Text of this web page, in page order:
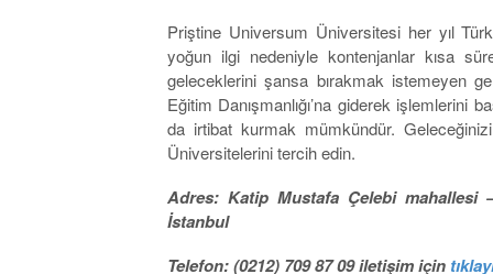
Priştine Universum Üniversitesi her yıl
yoğun ilgi nedeniyle kontenjanlar kısa
geleceklerini şansa bırakmak istemeyen
Eğitim Danışmanlığı’na giderek işlemlerini
da irtibat kurmak mümkündür.
Üniversitelerini tercih edin.
Adres: Katip Mustafa Çelebi
İstanbul
Telefon: (0212) 709 87 09 iletişim için